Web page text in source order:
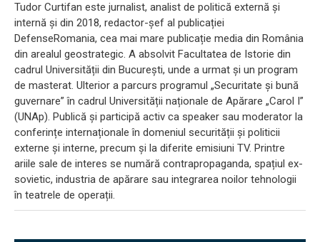
Tudor Curtifan este jurnalist, analist de politică externă și
internă și din 2018, redactor-șef al publicației
DefenseRomania, cea mai mare publicație media din România
din arealul geostrategic. A absolvit Facultatea de Istorie din
cadrul Universității din București, unde a urmat și un program
de masterat. Ulterior a parcurs programul „Securitate și bună
guvernare” în cadrul Universității naționale de Apărare „Carol I”
(UNAp). Publică și participă activ ca speaker sau moderator la
conferințe internaționale în domeniul securității și politicii
externe și interne, precum și la diferite emisiuni TV. Printre
ariile sale de interes se numără contrapropaganda, spațiul ex-
sovietic, industria de apărare sau integrarea noilor tehnologii
în teatrele de operații.